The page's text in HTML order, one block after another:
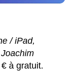
/ iPad,
à gratuit.